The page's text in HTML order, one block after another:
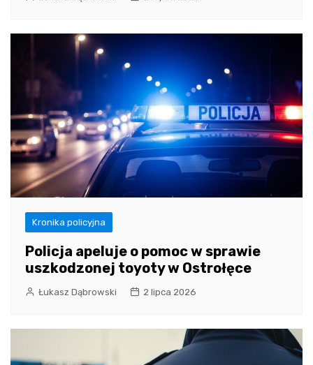
Kronika policyjna
Policja apeluje o pomoc w sprawie
uszkodzonej toyoty w Ostrołęce
Łukasz Dąbrowski 2 lipca 2026